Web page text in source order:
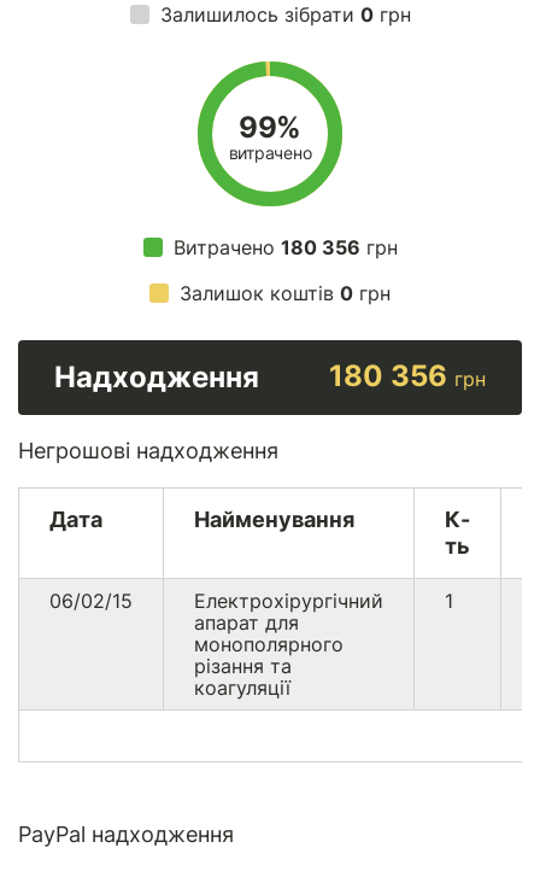
Залишилось зібрати 0грн
99%
витрачено
Витрачено 180 356 грн
Залишок коштів 0 грн
Надходження 180 356 грн
Негрошові надходження
Дата Найменування
К-
ть
06/02/15
Електрохірургічний
апарат для
монополярного
різання та
коагуляції
1
PayPal надходження